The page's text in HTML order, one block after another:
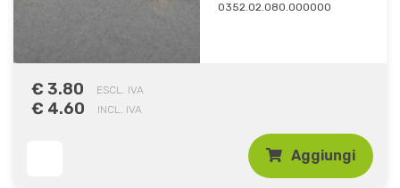
0352.02.080.000000
€ 3.80 ESCL. IVA
€ 4.60 INCL. IVA
Aggiungi